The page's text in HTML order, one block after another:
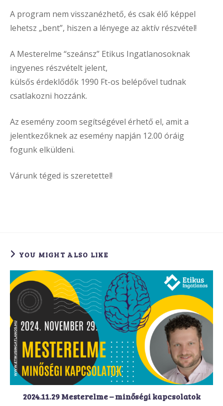
A program nem visszanézhető, és csak élő képpel
lehetsz „bent”, hiszen a lényege az aktív részvétel!
A Mesterelme “szeánsz” Etikus Ingatlanosoknak
ingyenes részvételt jelent,
külsős érdeklődők 1990 Ft-os belépővel tudnak
csatlakozni hozzánk.
Az esemény zoom segítségével érhető el, amit a
jelentkezőknek az esemény napján 12.00 óráig
fogunk elküldeni.
Várunk téged is szeretettel!
YOU MIGHT ALSO LIKE
2024.11.29 Mesterelme – minőségi kapcsolatok